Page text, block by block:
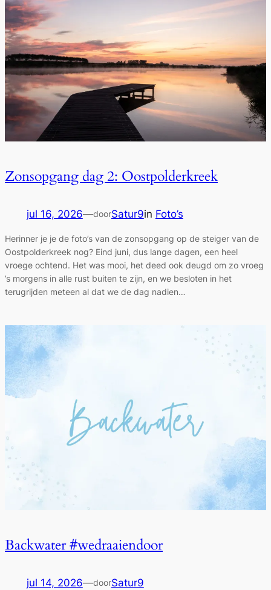
Zonsopgang dag 2: Oostpolderkreek
jul 16, 2026—doorSatur9in Foto’s
Herinner je je de foto’s van de zonsopgang op de steiger van de
Oostpolderkreek nog? Eind juni, dus lange dagen, een heel
vroege ochtend. Het was mooi, het deed ook deugd om zo vroeg
’s morgens in alle rust buiten te zijn, en we besloten in het
terugrijden meteen al dat we de dag nadien…
Backwater #wedraaiendoor
jul 14, 2026—doorSatur9